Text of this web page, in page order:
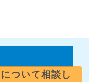
ついて相談し